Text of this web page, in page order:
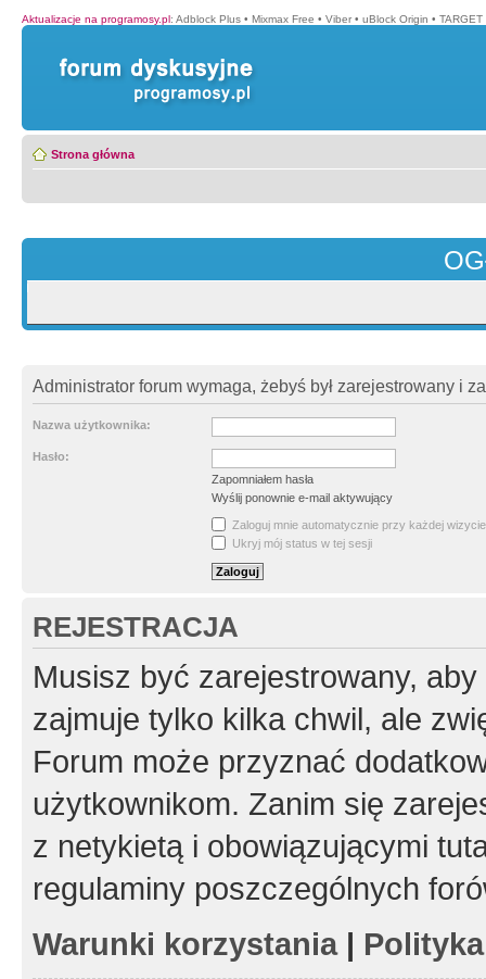
Aktualizacje na programosy.pl: Adblock Plus • Mixmax Free • Viber • uBlock Origin •
Strona główna
Administrator forum wymaga, żebyś był zarejestrowany i
Nazwa użytkownika:
Hasło:
Zapomniałem hasła
Wyślij ponownie e-mail aktywujący
Zaloguj mnie automatycznie przy każdej wizycie
Ukryj mój status w tej sesji
REJESTRACJA
Musisz być zarejestrowany,
zajmuje tylko kilka chwil, ale
Forum może przyznać
użytkownikom. Zanim się
z netykietą i obowiązującymi
regulaminy poszczególnych
Warunki korzystania|